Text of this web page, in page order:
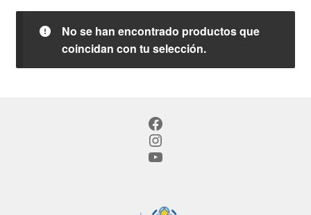
No se han encontrado productos que
coincidan con tu selección.
Facebook
Instagram
YouTube